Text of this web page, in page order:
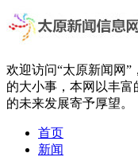
欢迎访问“太原新闻网
的大小事，本网以丰
的未来发展寄予厚望。
首页
新闻